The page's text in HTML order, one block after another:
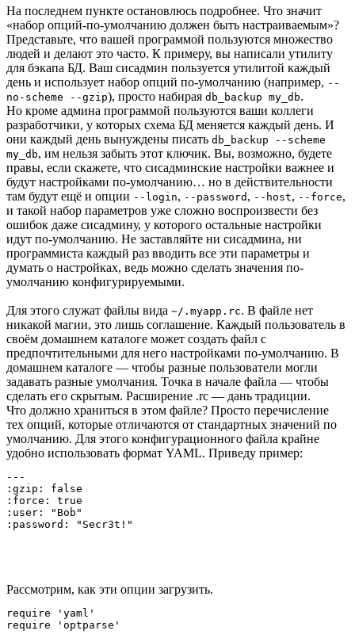
На последнем пункте остановлюсь подробнее. Что значит
«набор опций-по-умолчанию должен быть настраиваемым»?
Представьте, что вашей программой пользуются множество
людей и делают это часто. К примеру, вы написали утилиту
для бэкапа БД. Ваш сисадмин пользуется утилитой каждый
день и использует набор опций по-умолчанию (например, --
no-scheme --gzip), просто набирая db_backup my_db.
Но кроме админа программой пользуются ваши коллеги
разработчики, у которых схема БД меняется каждый день. И
они каждый день вынуждены писать db_backup --scheme
my_db, им нельзя забыть этот ключик. Вы, возможно, будете
правы, если скажете, что сисадминские настройки важнее и
будут настройками по-умолчанию… но в действительности
там будут ещё и опции --login, --password , --host, --force,
и такой набор параметров уже сложно воспроизвести без
ошибок даже сисадмину, у которого остальные настройки
идут по-умолчанию. Не заставляйте ни сисадмина, ни
программиста каждый раз вводить все эти параметры и
думать о настройках, ведь можно сделать значения по-
умолчанию конфигурируемыми.
Для этого служат файлы вида ~/.myapp.rc. В файле нет
никакой магии, это лишь соглашение. Каждый пользователь в
своём домашнем каталоге может создать файл с
предпочтительными для него настройками по-умолчанию. В
домашнем каталоге — чтобы разные пользователи могли
задавать разные умолчания. Точка в начале файла — чтобы
сделать его скрытым. Расширение .rc — дань традиции.
Что должно храниться в этом файле? Просто перечисление
тех опций, которые отличаются от стандартных значений по
умолчанию. Для этого конфигурационного файла крайне
удобно использовать формат YAML. Приведу пример:
---
:gzip: false
:force: true
:user: "Bob"
:password: "Secr3t!"
Рассмотрим, как эти опции загрузить.
require 'yaml'
require 'optparse'